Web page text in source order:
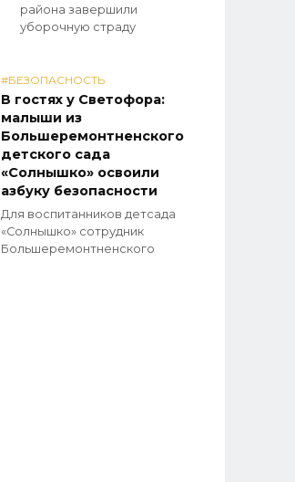
района завершили
уборочную страду
#БЕЗОПАСНОСТЬ
В гостях у Светофора:
малыши из
Большеремонтненского
детского сада
«Солнышко» освоили
азбуку безопасности
Для воспитанников детсада
«Солнышко» сотрудник
Большеремонтненского